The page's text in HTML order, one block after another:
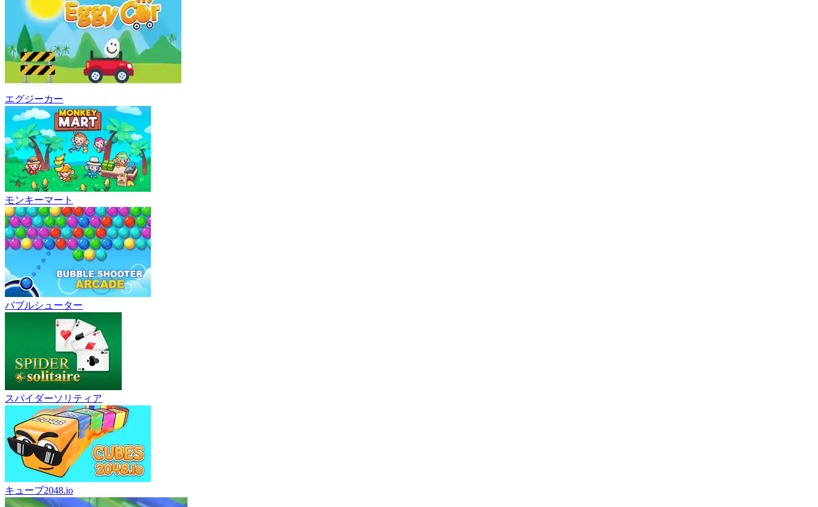
エグジーカー
モンキーマート
バブルシューター
スパイダーソリティア
キューブ2048.io